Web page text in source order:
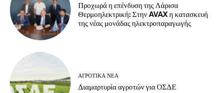
Προχωρά η επένδυση της Λάρισα
Θερμοηλεκτρική: Στην AVAX η κατασκευή
της νέας μονάδας ηλεκτροπαραγωγής
ΑΓΡΟΤΙΚΆ ΝΈΑ
Διαμαρτυρία αγροτών για ΟΣΔΕ